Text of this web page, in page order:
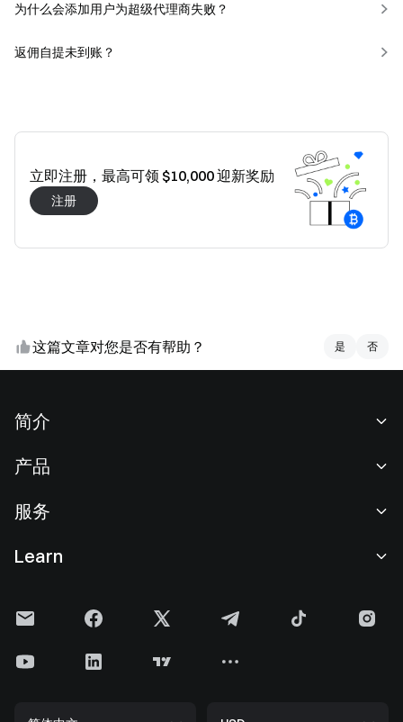
为什么会添加用户为超级代理商失败？
返佣自提未到账？
立即注册，最高可领 $10,000 迎新奖励
注册
这篇文章对您是否有帮助？ 是 否
简介
新闻中心
Cookie 政策
产品
现货交易
理财中心
服务
费率标准
Learn
Gate 快讯